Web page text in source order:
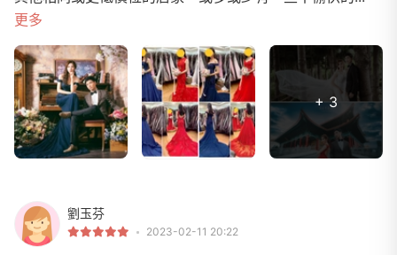
更多
+ 3
劉玉芬
2023-02-11 20:22